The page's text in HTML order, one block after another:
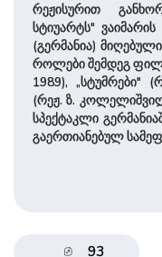
რეჟისურით
სტიუარტს"
(გერმანია)
როლები შემდეგ
1989), „სტუმრები"
(რეჟ. ზ.
სპექტაკლი
გაერთიანებულ
93